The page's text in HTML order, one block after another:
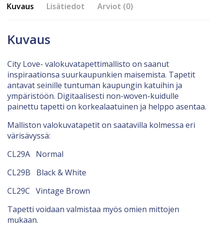
Kuvaus Lisätiedot Arviot (0)
Kuvaus
City Love- valokuvatapettimallisto on saanut
inspiraationsa suurkaupunkien maisemista. Tapetit
antavat seinille tuntuman kaupungin katuihin ja
ympäristöön. Digitaalisesti non-woven-kuidulle
painettu tapetti on korkealaatuinen ja helppo asentaa.
Malliston valokuvatapetit on saatavilla kolmessa eri
värisävyssä:
CL29A Normal
CL29B Black & White
CL29C Vintage Brown
Tapetti voidaan valmistaa myös omien mittojen
mukaan.